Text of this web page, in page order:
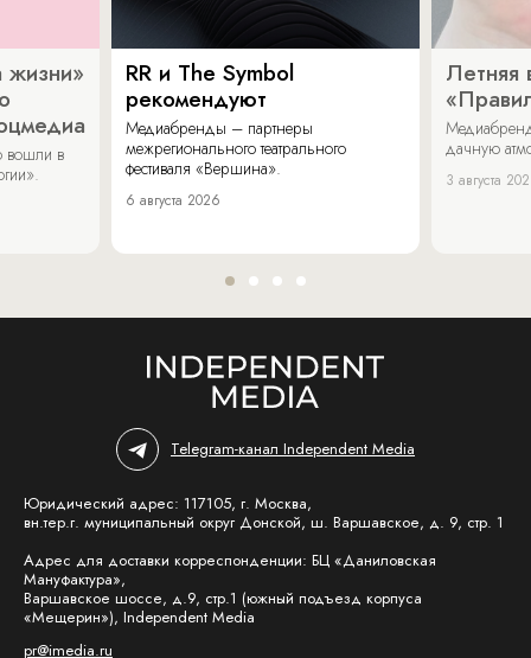
жизни»
вошли в
RR и The Symbol
рекомендуют
Медиабренды – партнеры
межрегионального театрального
фестиваля «Вершина».
6 августа 2026
Летняя
дачную
3 августа
Telegram-канал Independent Media
Юридический адрес: 117105, г. Москва,
вн.тер.г. муниципальный округ Донской, ш. Варшавское, д. 9, стр. 1
Адрес для доставки корреспонденции: БЦ «Даниловская
Мануфактура»,
Варшавское шоссе, д.9, стр.1 (южный подъезд корпуса
«Мещерин»), Independent Media
pr@imedia.ru